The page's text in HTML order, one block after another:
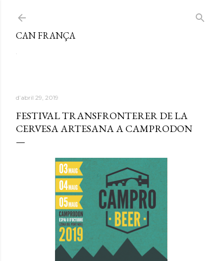
CAN FRANÇA
.
d’abril 29, 2019
FESTIVAL TRANSFRONTERER DE LA
CERVESA ARTESANA A CAMPRODON